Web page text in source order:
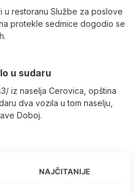
restoranu Službe za poslove
protekle sedmice dogodio se
u sudaru
iz naselja Cerovica, opština
dva vozila u tom naselju,
Doboj.
NAJČITANIJE